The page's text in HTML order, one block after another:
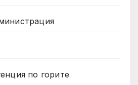
по горите